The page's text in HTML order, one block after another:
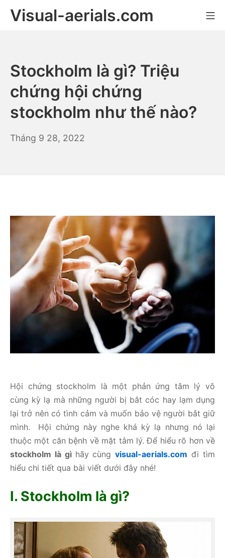
Visual-aerials.com
Stockholm là gì? Triệu
chứng hội chứng
stockholm như thế nào?
Tháng 9 28, 2022
Hội chứng stockholm là một phản ứng tâm lý vô
cùng kỳ lạ mà những người bị bắt cóc hay lạm dụng
lại trở nên có tình cảm và muốn bảo vệ người bắt giữ
mình. Hội chứng này nghe khá kỳ lạ nhưng nó lại
thuộc một căn bệnh về mặt tâm lý. Để hiểu rõ hơn về
stockholm là gì hãy cùngvisual-aerials.com đi tìm
hiểu chi tiết qua bài viết dưới đây nhé!
I. Stockholm là gì?